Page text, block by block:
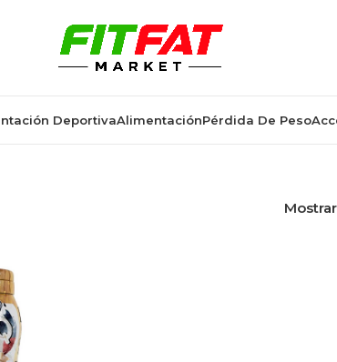
DeportivaAlimentaciónPérdida De Peso
Mostrar